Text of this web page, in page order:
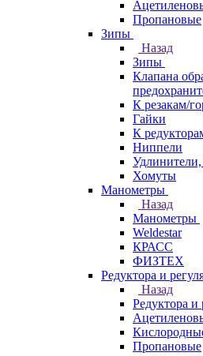
Пропановые
Зипы
Назад
Зипы
Клапана
К резакам/
Гайки
К
Ниппели
Хомуты
Манометры
Назад
Манометры
Weldestar
КРАСС
ФИЗТЕХ
Редуктора и
Назад
Редуктора и
Пропановые